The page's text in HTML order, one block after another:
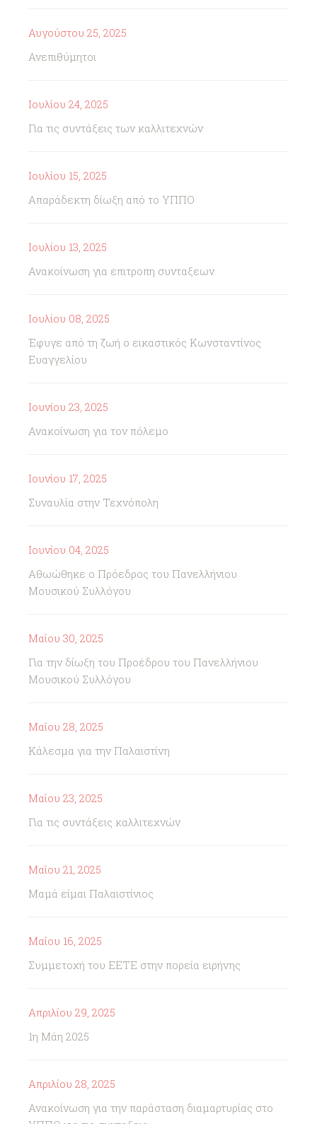
Αυγούστου 25, 2025
Ανεπιθύμητοι
Ιουλίου 24, 2025
Για τις συντάξεις των καλλιτεχνών
Ιουλίου 15, 2025
Απαράδεκτη δίωξη από το ΥΠΠΟ
Ιουλίου 13, 2025
Ανακοίνωση για επιτροπη συνταξεων
Ιουλίου 08, 2025
Έφυγε από τη ζωή ο εικαστικός Κωνσταντίνος
Ευαγγελίου
Ιουνίου 23, 2025
Ανακοίνωση για τον πόλεμο
Ιουνίου 17, 2025
Συναυλία στην Τεχνόπολη
Ιουνίου 04, 2025
Αθωώθηκε ο Πρόεδρος του Πανελλήνιου
Μουσικού Συλλόγου
Μαΐου 30, 2025
Για την δίωξη του Προέδρου του Πανελλήνιου
Μουσικού Συλλόγου
Μαΐου 28, 2025
Κάλεσμα για την Παλαιστίνη
Μαΐου 23, 2025
Για τις συντάξεις καλλιτεχνών
Μαΐου 21, 2025
Μαμά είμαι Παλαιστίνιος
Μαΐου 16, 2025
Συμμετοχή του ΕΕΤΕ στην πορεία ειρήνης
Απριλίου 29, 2025
1η Μάη 2025
Απριλίου 28, 2025
Ανακοίνωση για την παράσταση διαμαρτυρίας στο